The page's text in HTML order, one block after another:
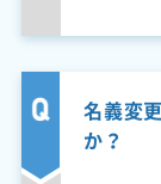
名義変
か？